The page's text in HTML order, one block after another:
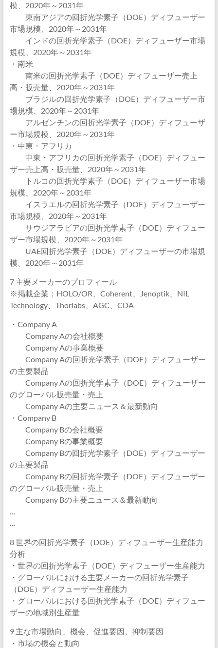
模、2020年～2031年
東南アジアの回折光学素子（DOE）ディフューザー
市場規模、2020年～2031年
インドの回折光学素子（DOE）ディフューザー市場
規模、2020年～2031年
・南米
南米の回折光学素子（DOE）ディフューザー売上
高・販売量、2020年～2031年
ブラジルの回折光学素子（DOE）ディフューザー市
場規模、2020年～2031年
アルゼンチンの回折光学素子（DOE）ディフューザ
ー市場規模、2020年～2031年
・中東・アフリカ
中東・アフリカの回折光学素子（DOE）ディフュー
ザー売上高・販売量、2020年～2031年
トルコの回折光学素子（DOE）ディフューザー市場
規模、2020年～2031年
イスラエルの回折光学素子（DOE）ディフューザー
市場規模、2020年～2031年
サウジアラビアの回折光学素子（DOE）ディフュー
ザー市場規模、2020年～2031年
UAE回折光学素子（DOE）ディフューザーの市場規
模、2020年～2031年
7 主要メーカーのプロフィール
※掲載企業：HOLO/OR、Coherent、Jenoptik、NIL
Technology、Thorlabs、AGC、CDA
・Company A
Company Aの会社概要
Company Aの事業概要
Company Aの回折光学素子（DOE）ディフューザー
の主要製品
Company Aの回折光学素子（DOE）ディフューザー
のグローバル販売量・売上
Company Aの主要ニュース＆最新動向
・Company B
Company Bの会社概要
Company Bの事業概要
Company Bの回折光学素子（DOE）ディフューザー
の主要製品
Company Bの回折光学素子（DOE）ディフューザー
のグローバル販売量・売上
Company Bの主要ニュース＆最新動向
…
…
8 世界の回折光学素子（DOE）ディフューザー生産能力
分析
・世界の回折光学素子（DOE）ディフューザー生産能力
・グローバルにおける主要メーカーの回折光学素子
（DOE）ディフューザー生産能力
・グローバルにおける回折光学素子（DOE）ディフュー
ザーの地域別生産量
9 主な市場動向、機会、促進要因、抑制要因
・市場の機会と動向